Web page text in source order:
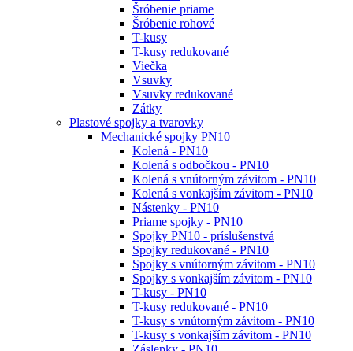
Šróbenie priame
Šróbenie rohové
T-kusy
T-kusy redukované
Viečka
Vsuvky
Vsuvky redukované
Zátky
Plastové spojky a tvarovky
Mechanické spojky PN10
Kolená - PN10
Kolená s odbočkou - PN10
Kolená s vnútorným závitom - PN10
Kolená s vonkajším závitom - PN10
Nástenky - PN10
Priame spojky - PN10
Spojky PN10 - príslušenstvá
Spojky redukované - PN10
Spojky s vnútorným závitom - PN10
Spojky s vonkajším závitom - PN10
T-kusy - PN10
T-kusy redukované - PN10
T-kusy s vnútorným závitom - PN10
T-kusy s vonkajším závitom - PN10